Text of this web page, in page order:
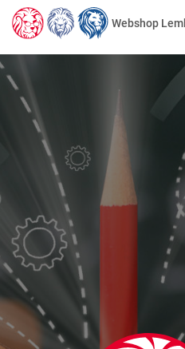
Webshop